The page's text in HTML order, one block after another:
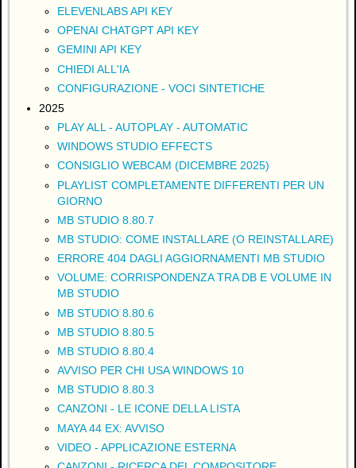
ELEVENLABS API KEY
OPENAI CHATGPT API KEY
GEMINI API KEY
CHIEDI ALL'IA
CONFIGURAZIONE - VOCI SINTETICHE
2025
PLAY ALL - AUTOPLAY - AUTOMATIC
WINDOWS STUDIO EFFECTS
CONSIGLIO WEBCAM (DICEMBRE 2025)
PLAYLIST COMPLETAMENTE DIFFERENTI PER UN
GIORNO
MB STUDIO 8.80.7
MB STUDIO: COME INSTALLARE (O REINSTALLARE)
ERRORE 404 DAGLI AGGIORNAMENTI MB STUDIO
VOLUME: CORRISPONDENZA TRA DB E VOLUME IN
MB STUDIO
MB STUDIO 8.80.6
MB STUDIO 8.80.5
MB STUDIO 8.80.4
AVVISO PER CHI USA WINDOWS 10
MB STUDIO 8.80.3
CANZONI - LE ICONE DELLA LISTA
MAYA 44 EX: AVVISO
VIDEO - APPLICAZIONE ESTERNA